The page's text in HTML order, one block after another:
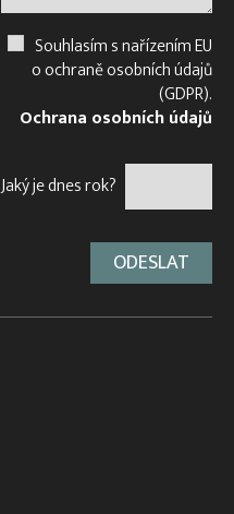
Souhlasím s nařízením EU
o ochraně osobních údajů
(GDPR).
Ochrana osobních údajů
Jaký je dnes rok?